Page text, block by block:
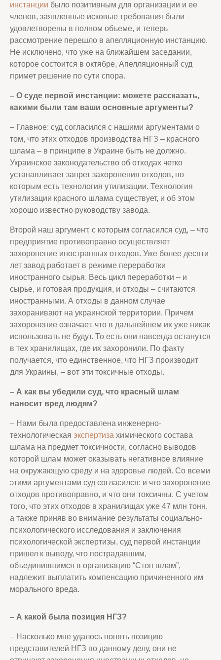
инстанции было позитивным для организации и ее
членов, заявленные исковые требования были
удовлетворены в полном объеме, и теперь
рассмотрение перешло в апелляционную инстанцию.
Не исключено, что уже на ближайшем заседании,
которое состоится в октябре, Апелляционный суд
примет решение по сути спора.
– О суде первой инстанции: можете рассказать,
какими были там ваши основные аргументы?
– Главное: суд согласился с нашими аргументами о
том, что этих отходов производства НГЗ – красного
шлама – в принципе в Украине быть не должно.
Украинское законодательство об отходах четко
устанавливает запрет захоронения отходов, по
которым есть технология утилизации. Технология
утилизации красного шлама существует, и об этом
хорошо известно руководству завода.
Второй наш аргумент, с которым согласился суд, – что
предприятие противоправно осуществляет
захоронение иностранных отходов. Уже более десяти
лет завод работает в режиме переработки
иностранного сырья. Весь цикл переработки – и
сырье, и готовая продукция, и отходы – считаются
иностранными. А отходы в данном случае
захоранивают на украинской территории. Причем
захоронение означает, что в дальнейшем их уже никак
использовать не будут. То есть они навсегда останутся
в тех хранилищах, где их захоронили. По факту
получается, что единственное, что НГЗ производит
для Украины, – вот эти токсичные отходы.
– А как вы убедили суд, что красный шлам
наносит вред людям?
– Нами была предоставлена инженерно-
технологическая экспертиза химического состава
шлама на предмет токсичности, cогласно выводов
которой шлам может оказывать негативное влияние
на окружающую среду и на здоровье людей. Со всеми
этими аргументами суд согласился: и что захоронение
отходов противоправно, и что они токсичны. С учетом
того, что этих отходов в хранилищах уже 47 млн тонн,
а также приняв во внимание результаты социально-
психологического исследования и заключения
психологической экспертизы, суд первой инстанции
пришел к выводу, что пострадавшим,
объединившимся в организацию “Стоп шлам”,
надлежит выплатить компенсацию причиненного им
морального вреда.
– А какой была позиция НГЗ?
– Насколько мне удалось понять позицию
представителей НГЗ по данному делу, они не